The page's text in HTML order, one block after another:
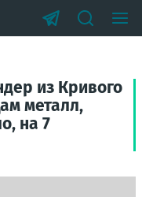
из Кривого
металл,
на 7